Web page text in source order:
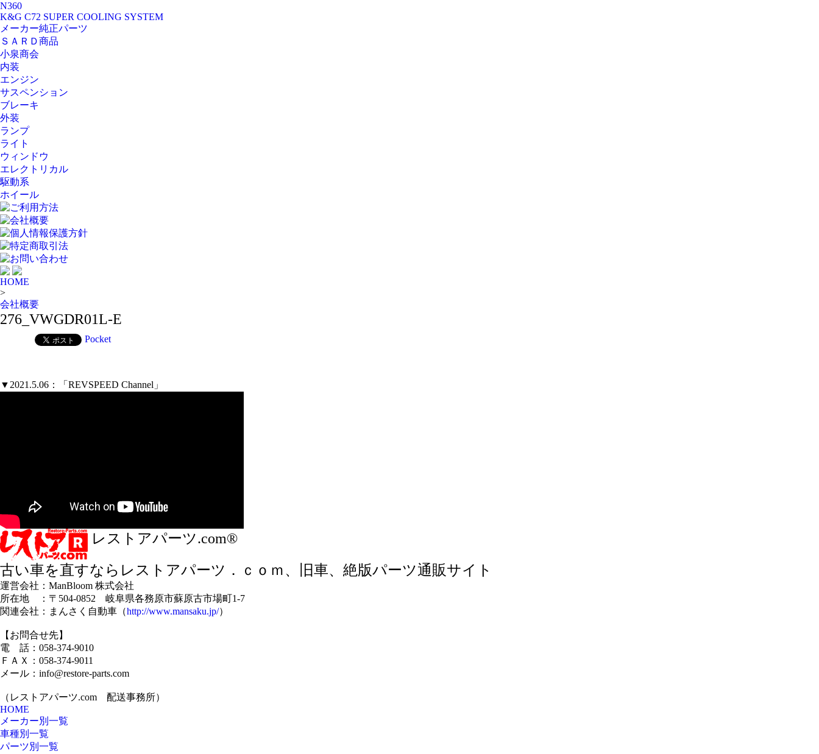
N360
K&G C72 SUPER COOLING SYSTEM
メーカー純正パーツ
ＳＡＲＤ商品
小泉商会
内装
エンジン
サスペンション
ブレーキ
外装
ランプ
ライト
ウィンドウ
エレクトリカル
駆動系
ホイール
ご利用方法
会社概要
個人情報保護方針
特定商取引法
お問い合わせ
HOME
>
会社概要
276_VWGDR01L-E
Pocket
▼2021.5.06：「REVSPEED Channel」
レストアパーツ.com®
古い車を直すならレストアパーツ．ｃｏｍ、旧車、絶版パーツ通販サイト
運営会社：ManBloom 株式会社
所在地 ：〒504-0852 岐阜県各務原市蘇原古市場町1-7
関連会社：まんさく自動車（http://www.mansaku.jp/）
【お問合せ先】
電 話：058-374-9010
ＦＡＸ：058-374-9011
メール：info@restore-parts.com
（レストアパーツ.com 配送事務所）
HOME
メーカー別一覧
車種別一覧
パーツ別一覧